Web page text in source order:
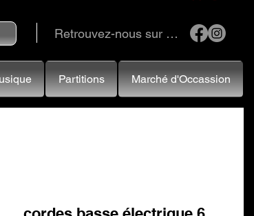
Retrouvez-nous sur …
Partitions Marché d'Occassion